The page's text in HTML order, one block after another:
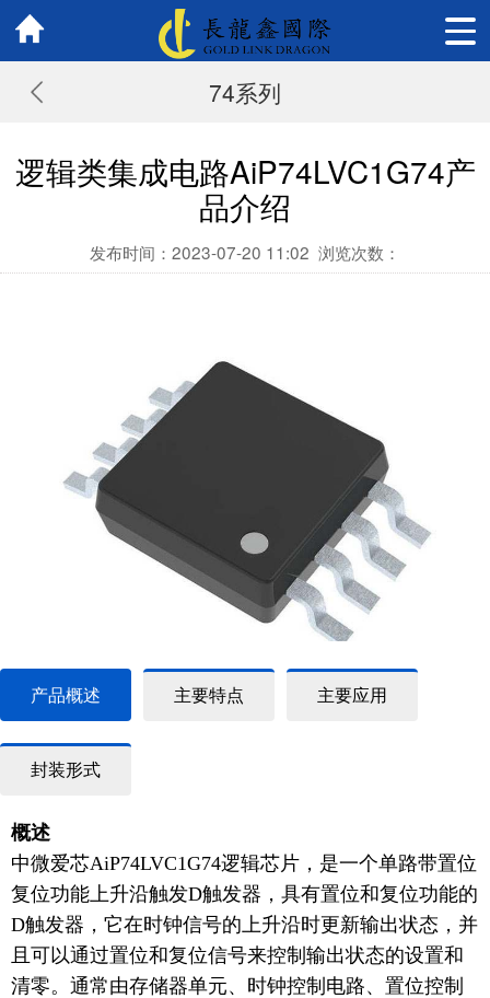
74系列
逻辑类集成电路AiP74LVC1G74产
品介绍
发布时间：2023-07-20 11:02 浏览次数：
产品概述 主要特点 主要应用
封装形式
概述
中微爱芯AiP74LVC1G74逻辑芯片，是一个单路带置位
复位功能上升沿触发D触发器 ， 具有置位和复位功能的
D触发器，它在时钟信号的上升沿时更新输出状态，并
且可以通过置位和复位信号来控制输出状态的设置和
清零。通常由存储器单元、时钟控制电路、置位控制